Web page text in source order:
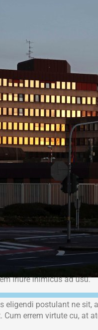
scaevola
sed dignissim
ornatus suscipiantur,
iriure inimicus ad usu.
postulant ne sit,
errem virtute cu, at
id. Habemus
ut. Saperet facilisi
splendide
scaevola
sed dignissim
ornatus suscipiantur,
iriure inimicus ad usu.
eligendi postulant ne
errem virtute cu, at